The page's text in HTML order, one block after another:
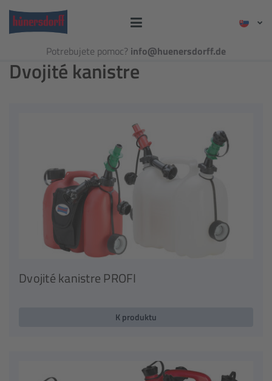
Potrebujete pomoc? info@huenersdorff.de
Dvojité kanistre
Dvojité kanistre PROFI
K produktu